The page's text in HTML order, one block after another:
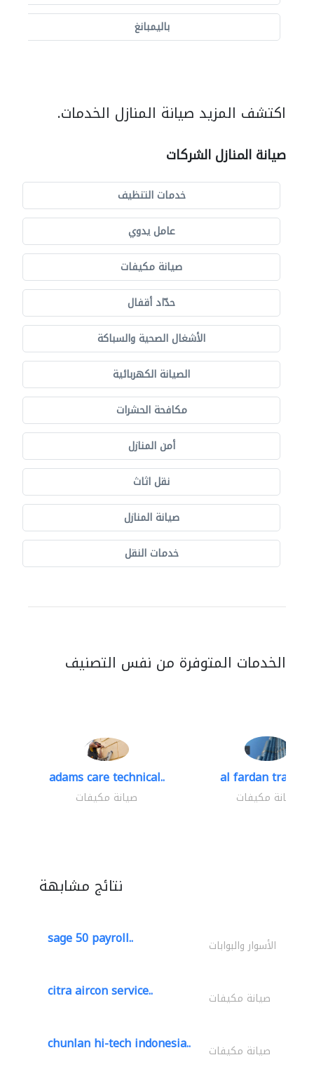
باليمبانغ
اكتشف المزيد صيانة المنازل الخدمات.
صيانة المنازل الشركات
خدمات التنظيف
عامل يدوي
صيانة مكيفات
حدّاد أقفال
الأشغال الصحية والسباكة
الصيانة الكهربائية
مكافحة الحشرات
أمن المنازل
نقل اثاث
صيانة المنازل
خدمات النقل
الخدمات المتوفرة من نفس التصنيف
adams care technical..
صيانة مكيفات
al fardan trading..
صيانة مكيفات
نتائج مشابهة
sage 50 payroll.. الأسوار والبوابات
citra aircon service.. صيانة مكيفات
chunlan hi-tech indonesia.. صيانة مكيفات